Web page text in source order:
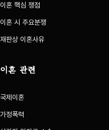
이혼 핵심 쟁점
이혼 시 주요분쟁
재판상 이혼사유
이혼 관련
국제이혼
가정폭력